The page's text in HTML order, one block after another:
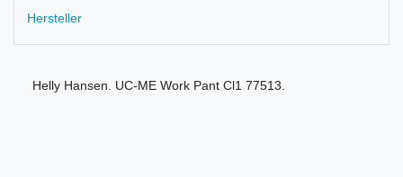
Hersteller
Helly Hansen. UC-ME Work Pant Cl1 77513.